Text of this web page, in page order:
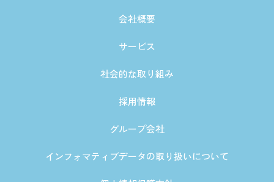
会社概要
サービス
社会的な取り組み
採用情報
グループ会社
インフォマティブデータの取り扱いについて